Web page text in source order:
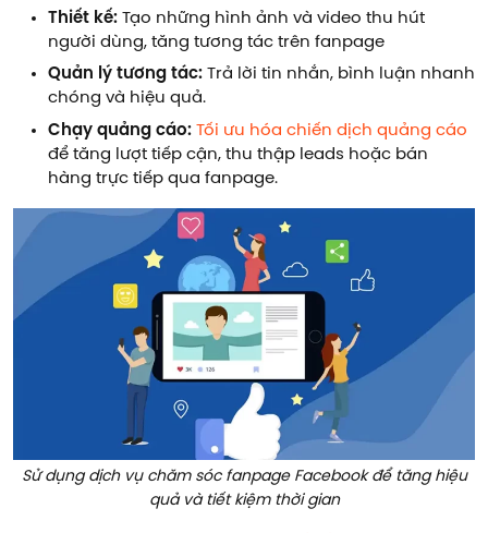
Thiết kế: Tạo những hình ảnh và video thu hút
người dùng, tăng tương tác trên fanpage
Quản lý tương tác: Trả lời tin nhắn, bình luận nhanh
chóng và hiệu quả.
Chạy quảng cáo: Tối ưu hóa chiến dịch quảng cáo
để tăng lượt tiếp cận, thu thập leads hoặc bán
hàng trực tiếp qua fanpage.
Sử dụng dịch vụ chăm sóc fanpage Facebook để tăng hiệu
quả và tiết kiệm thời gian